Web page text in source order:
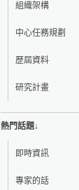
組織架構
中心任務規劃
歷屆資料
研究計畫
熱門話題↓
即時資訊
專家的話